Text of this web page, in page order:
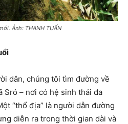
Ảnh: THANH TUẤN
dân, chúng tôi tìm đường về
Sró – nơi có hệ sinh thái đa
“thổ địa” là người dẫn đường
diễn ra trong thời gian dài và